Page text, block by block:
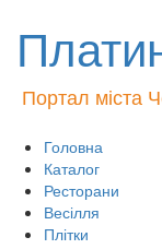
Портал міста
Головна
Каталог
Ресторани
Весілля
Плітки